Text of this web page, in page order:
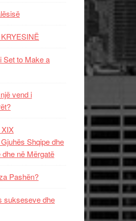
Set to Make a
vend i
Shqipe dhe
në Mërgatë
Pashën?
sukseseve dhe